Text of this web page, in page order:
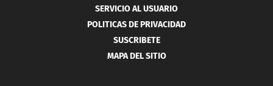
SERVICIO AL USUARIO
POLITICAS DE PRIVACIDAD
SUSCRIBETE
MAPA DEL SITIO